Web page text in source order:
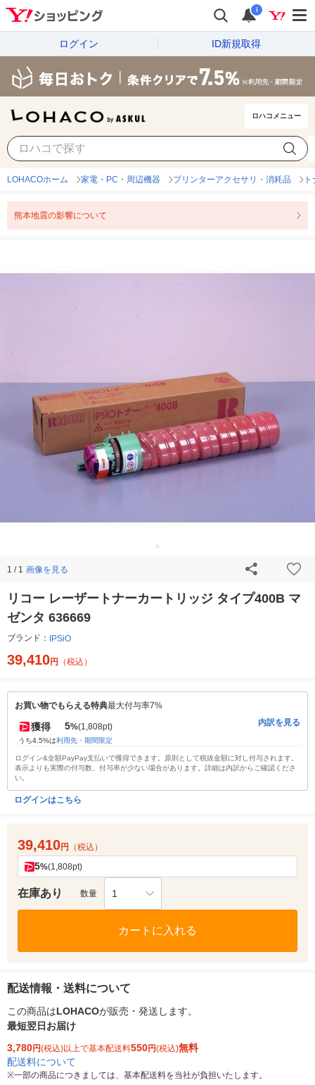
i
ログイン ID新規取得
ロハコメニュー
LOHACOホーム 家電・PC・周辺機器 プリンターアクセサリ・消耗品
熊本地震の影響について
1 / 1 画像を見る
リコー レーザートナーカートリッジ タイプ400B マ
ゼンタ 636669
ブランド： IPSiO
39,410円 （税込）
お買い物でもらえる特典最大付与率7%
獲得 5%(1,808pt)
うち4.5%は利用先・期間限定
内訳を見る
ログイン&全額PayPay支払いで獲得できます。原則として税抜金額に対し付与されます。
表示よりも実際の付与数、付与率が少ない場合があります。詳細は内訳からご確認くださ
い。
ログインはこちら
39,410円 （税込）
5%(1,808pt)
在庫あり 数量 1
カートに入れる
配送情報・送料について
この商品はLOHACOが販売・発送します。
最短翌日お届け
3,780円(税込)以上で基本配送料550円(税込)無料
配送料について
※一部の商品につきましては、基本配送料を当社が負担いたします。